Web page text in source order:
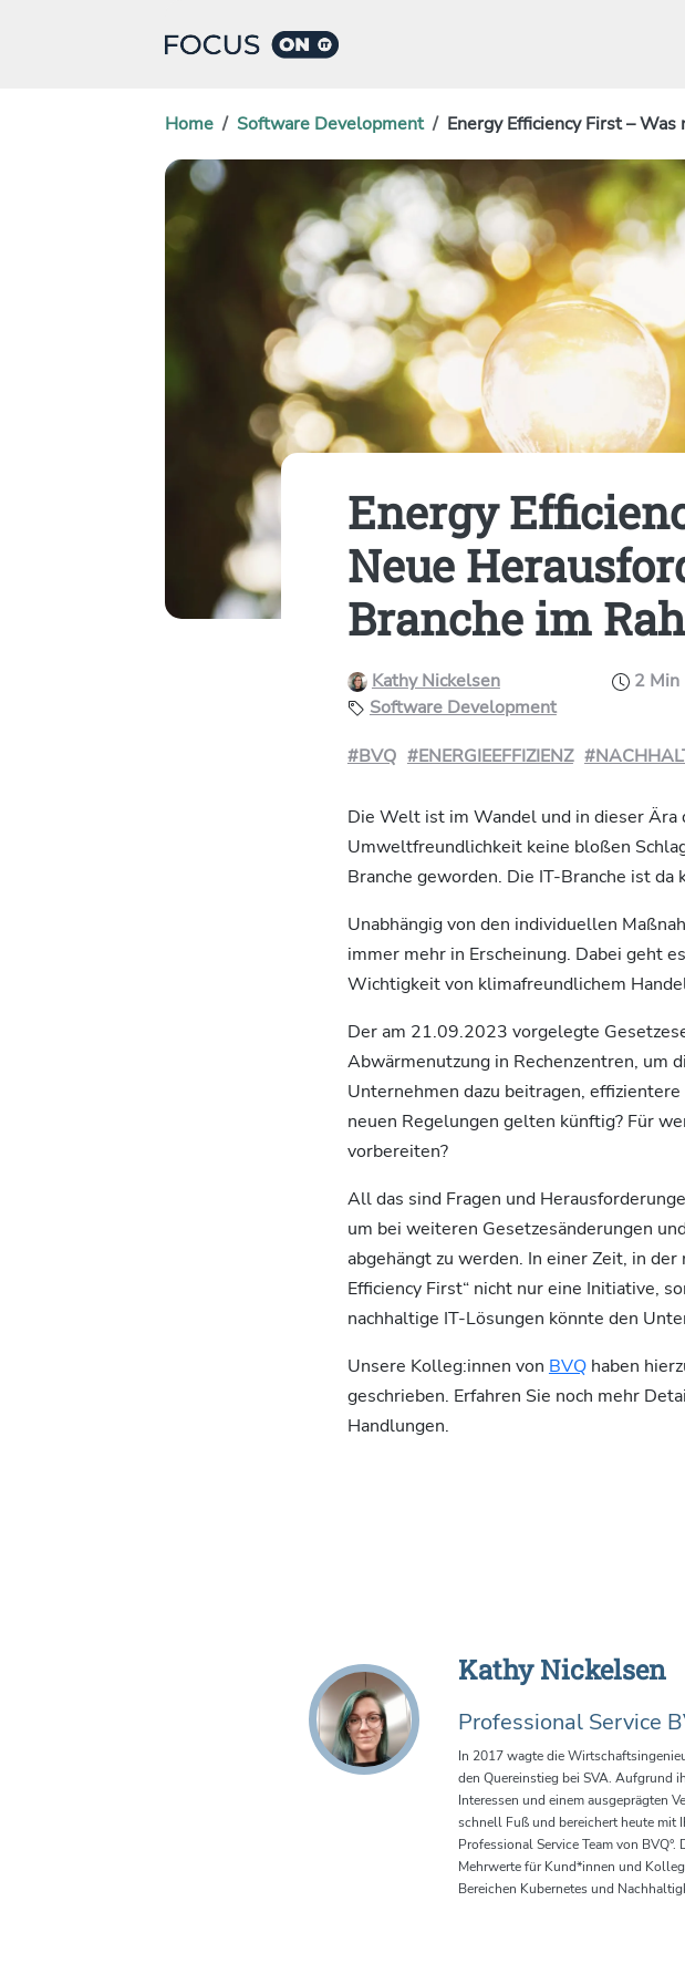
Home Software Development Energy Efficiency First –
Energy
Neue
Branche im
Kathy Nickelsen 2 Min
Software Development
#BVQ #ENERGIEEFFIZIENZ
Die Welt ist im Wandel und in dieser Ära
Umweltfreundlichkeit keine bloßen
Branche geworden. Die IT-Branche ist da
Unabhängig von den individuellen
immer mehr in Erscheinung. Dabei geht
Wichtigkeit von klimafreundlichem
Der am 21.09.2023 vorgelegte
Abwärmenutzung in Rechenzentren, um
Unternehmen dazu beitragen,
neuen Regelungen gelten künftig? Für
vorbereiten?
All das sind Fragen und
um bei weiteren Gesetzesänderungen
abgehängt zu werden. In einer Zeit, in
Efficiency First“ nicht nur eine Initiative,
nachhaltige IT-Lösungen könnte den
Unsere Kolleg:innen von BVQhaben
geschrieben. Erfahren Sie noch mehr
Handlungen.
Kathy Nickelsen
Professional Service
In 2017 wagte die
den Quereinstieg bei SVA. Aufgrund
Interessen und einem ausgeprägten
schnell Fuß und bereichert heute mit
Professional Service Team von BVQ°.
Mehrwerte für Kund*innen und
Bereichen Kubernetes und